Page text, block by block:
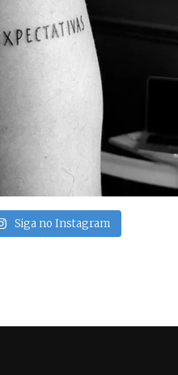
Siga no Instagram